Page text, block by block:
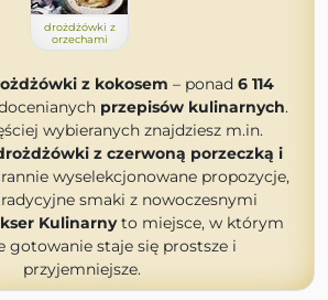
drożdżówki z
orzechami
z kokosem – ponad 6 114
przepisów kulinarnych.
wybieranych znajdziesz m.in.
z czerwoną porzeczką i
wyselekcjonowane propozycje,
smaki z nowoczesnymi
Kulinarnyto miejsce, w którym
gotowanie staje się prostsze i
przyjemniejsze.